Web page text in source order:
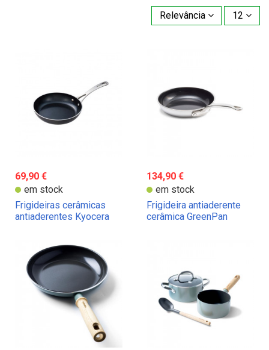
Relevância 12
69,90 €
em stock
Frigideiras cerâmicas
antiaderentes Kyocera
134,90 €
em stock
Frigideira antiaderente
cerâmica GreenPan